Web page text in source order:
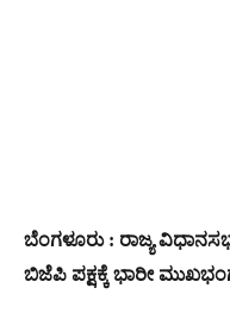
ಬೆಂಗಳೂರು : ರಾಜ್ಯ
ಬಿಜೆಪಿ ಪಕ್ಷಕ್ಕೆ ಭಾರೀ